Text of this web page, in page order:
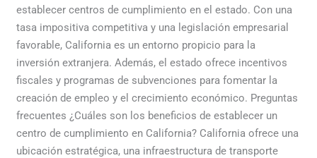
establecer centros de cumplimiento en el estado. Con una
tasa impositiva competitiva y una legislación empresarial
favorable, California es un entorno propicio para la
inversión extranjera. Además, el estado ofrece incentivos
fiscales y programas de subvenciones para fomentar la
creación de empleo y el crecimiento económico. Preguntas
frecuentes ¿Cuáles son los beneficios de establecer un
centro de cumplimiento en California? California ofrece una
ubicación estratégica, una infraestructura de transporte